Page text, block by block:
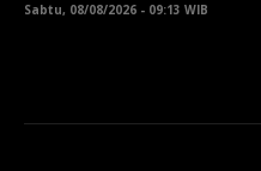
Sabtu, 08/08/2026 - 09:13 WIB